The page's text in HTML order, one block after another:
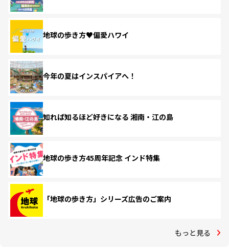
地球の歩き方♥偏愛ハワイ
今年の夏はインスパイアへ！
知れば知るほど好きになる 湘南・江の島
地球の歩き方45周年記念 インド特集
「地球の歩き方」シリーズ広告のご案内
もっと見る